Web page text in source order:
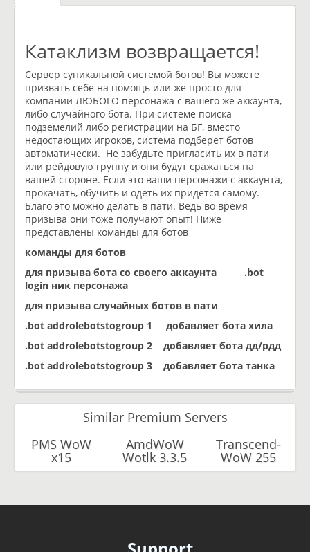
Катаклизм возвращается!
Сервер суникальной системой ботов! Вы можете
призвать себе на помощь или же просто для
компании ЛЮБОГО персонажа с вашего же аккаунта,
либо случайного бота. При системе поиска
подземелий либо регистрации на БГ, вместо
недостающих игроков, система подберет ботов
автоматически. Не забудьте пригласить их в пати
или рейдовую группу и они будут сражаться на
вашей стороне. Если это ваши персонажи с аккаунта,
прокачать, обучить и одеть их придется самому.
Благо это можно делать в пати. Ведь во время
призыва они тоже получают опыт! Ниже
представлены команды для ботов
команды для ботов
для призыва бота со своего аккаунта .bot
login ник персонажа
для призыва случайных ботов в пати
.bot addrolebotstogroup 1 добавляет бота хила
.bot addrolebotstogroup 2 добавляет бота дд/рдд
.bot addrolebotstogroup 3 добавляет бота танка
Similar Premium Servers
PMS WoW
x15
AmdWoW
Wotlk 3.3.5
Transcend-
WoW 255